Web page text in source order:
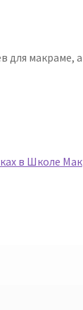
для
в Школе